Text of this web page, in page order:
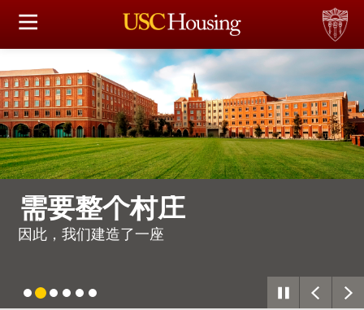
住房选择
申请和分配
财务实事资讯
服务
会议资讯
常见问题解答
需要整个村庄
因此，我们建造了一座